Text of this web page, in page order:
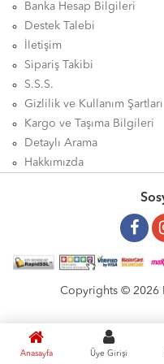
Anasayfa Üye Girişi
Banka Hesap Bilgileri
Destek Talebi
İletişim
Sipariş Takibi
S.S.S.
Gizlilik ve Kullanım Şartları
Kargo ve Taşıma Bilgileri
Detaylı Arama
Hakkımızda
Copyrights © 2026